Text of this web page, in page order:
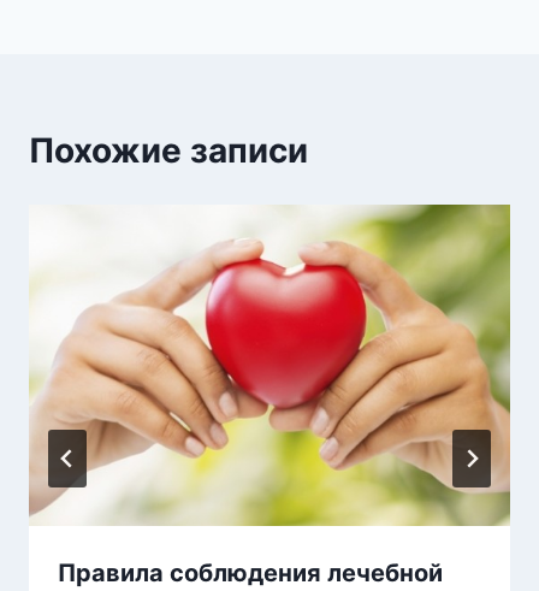
Похожие записи
Правила соблюдения лечебной